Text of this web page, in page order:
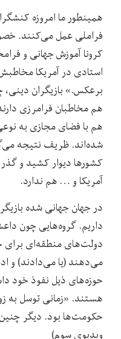
همینطور ما امروزه
فراملی عمل می‌کنند.
کرونا آموزش جهانی و
استادی در آمریکا
برعکس.» بازیگران دینی،
هم مخاطبان فرامرزی
هم با فضای مجازی به
شده‌اند. ظریف نتیجه
کشورها دیوار کشید و گذر
آمریکا و … هم ندارد.
در جهان جهانی شده
داریم. گروه‌هایی چون
دولت‌های منطقه‌ای برای
می‌دهند (یا می‌دادند) و
حوزه‌های ذیل نفوذ خود
هستند. «زمانی توسل به
ویدیوی سوم)